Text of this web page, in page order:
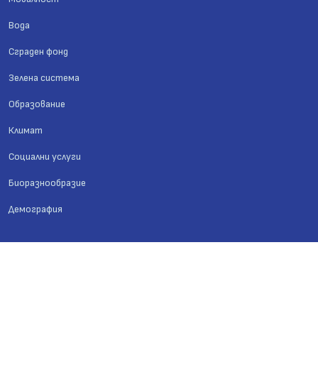
Вода
Сграден фонд
Зелена система
Образование
Климат
Социални услуги
Биоразнообразие
Демография